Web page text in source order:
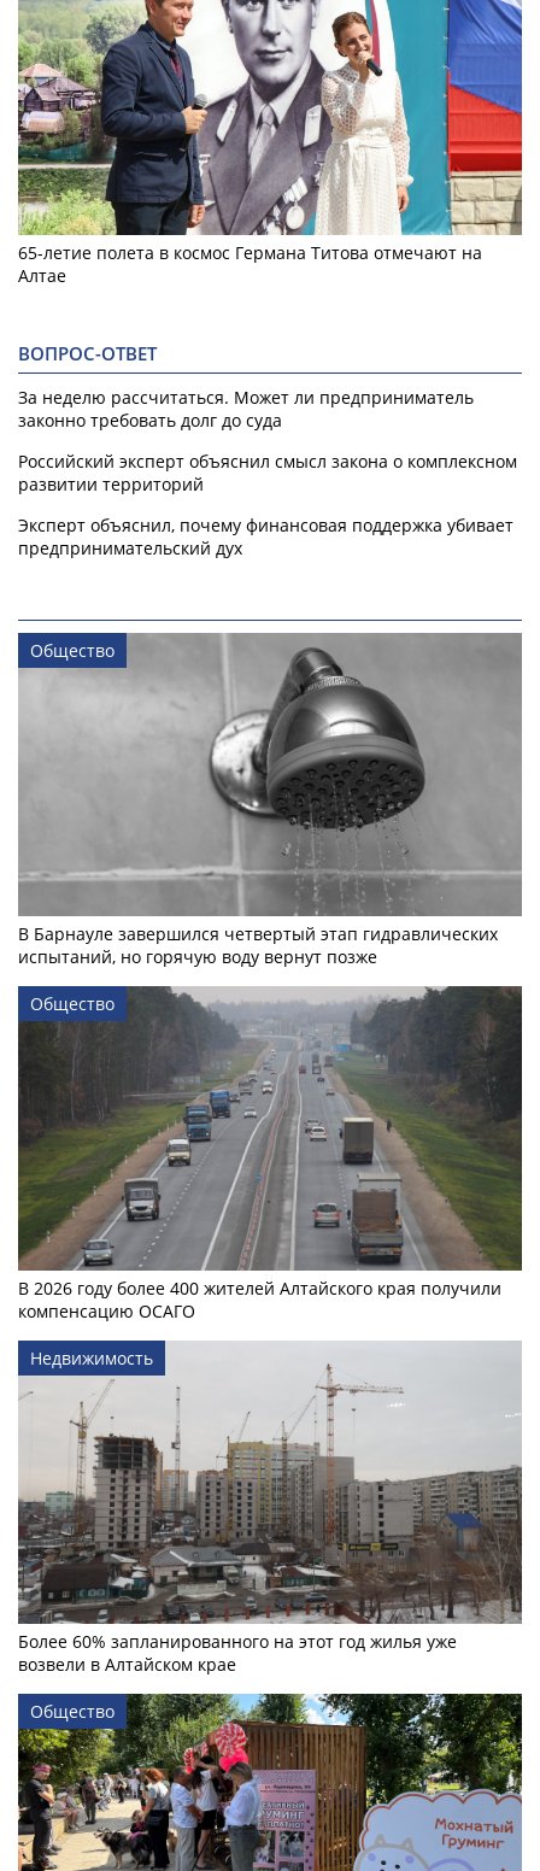
65-летие полета в космос Германа Титова отмечают на
Алтае
ВОПРОС-ОТВЕТ
За неделю рассчитаться. Может ли предприниматель
законно требовать долг до суда
Российский эксперт объяснил смысл закона о комплексном
развитии территорий
Эксперт объяснил, почему финансовая поддержка убивает
предпринимательский дух
Общество
В Барнауле завершился четвертый этап гидравлических
испытаний, но горячую воду вернут позже
Общество
В 2026 году более 400 жителей Алтайского края получили
компенсацию ОСАГО
Недвижимость
Более 60% запланированного на этот год жилья уже
возвели в Алтайском крае
Общество